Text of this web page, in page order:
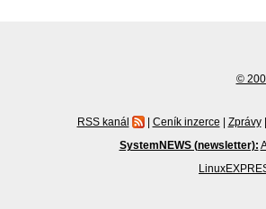
©
RSS kanál | Ceník inzerce | Zprávy |
SystemNEWS (newsletter):